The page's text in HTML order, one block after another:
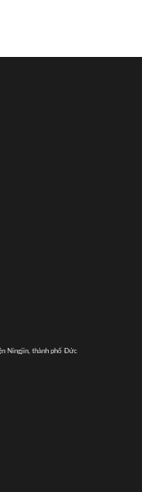
Ningjin, thành phố Đức